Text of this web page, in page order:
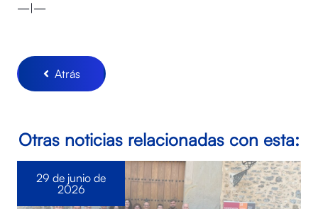
—|—
Atrás
Otras noticias relacionadas con esta:
29 de junio de
2026